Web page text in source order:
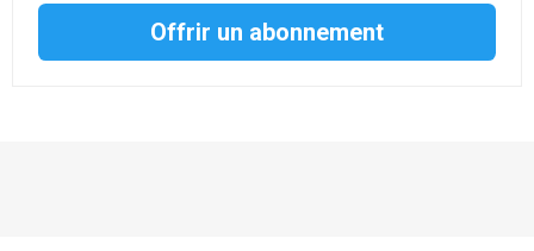
Offrir un abonnement